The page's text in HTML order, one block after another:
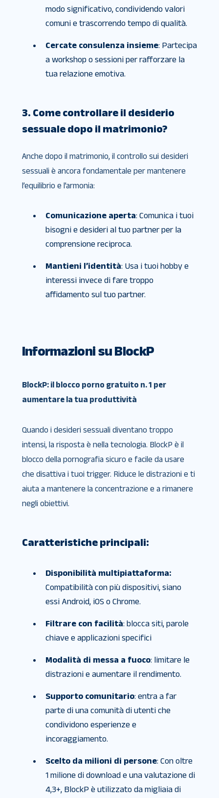
modo significativo, condividendo valori
comuni e trascorrendo tempo di qualità.
Cercate consulenza insieme: Partecipa
a workshop o sessioni per rafforzare la
tua relazione emotiva.
3. Come controllare il desiderio
sessuale dopo il matrimonio?
Anche dopo il matrimonio, il controllo sui desideri
sessuali è ancora fondamentale per mantenere
l’equilibrio e l’armonia:
Comunicazione aperta: Comunica i tuoi
bisogni e desideri al tuo partner per la
comprensione reciproca.
Mantieni l’identità: Usa i tuoi hobby e
interessi invece di fare troppo
affidamento sul tuo partner.
Informazioni su BlockP
BlockP: il blocco porno gratuito n. 1 per
aumentare la tua produttività
Quando i desideri sessuali diventano troppo
intensi, la risposta è nella tecnologia. BlockP è il
blocco della pornografia sicuro e facile da usare
che disattiva i tuoi trigger. Riduce le distrazioni e ti
aiuta a mantenere la concentrazione e a rimanere
negli obiettivi.
Caratteristiche principali:
Disponibilità multipiattaforma:
Compatibilità con più dispositivi, siano
essi Android, iOS o Chrome.
Filtrare con facilità: blocca siti, parole
chiave e applicazioni specifici
Modalità di messa a fuoco: limitare le
distrazioni e aumentare il rendimento.
Supporto comunitario: entra a far
parte di una comunità di utenti che
condividono esperienze e
incoraggiamento.
Scelto da milioni di persone: Con oltre
1 milione di download e una valutazione di
4,3+, BlockP è utilizzato da migliaia di